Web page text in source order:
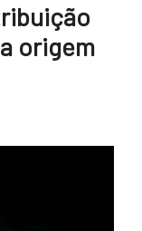
origem